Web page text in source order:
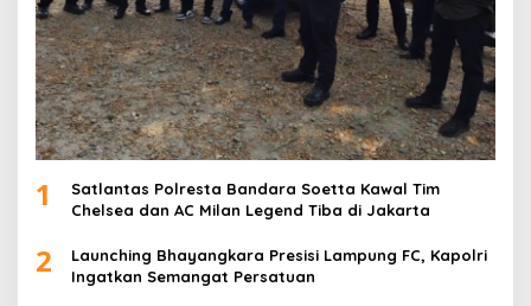
1
Satlantas Polresta Bandara Soetta Kawal Tim
Chelsea dan AC Milan Legend Tiba di Jakarta
2
Launching Bhayangkara Presisi Lampung FC, Kapolri
Ingatkan Semangat Persatuan